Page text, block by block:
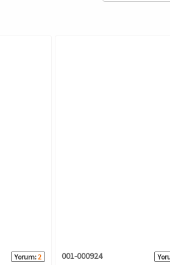
Yorum:2 001-000924